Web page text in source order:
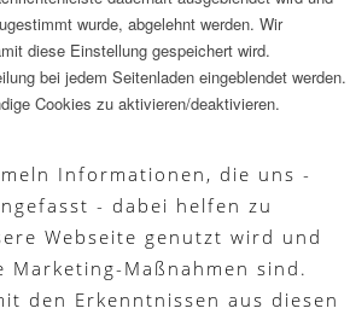
wurde, abgelehnt werden. Wir
diese Einstellung gespeichert wird.
bei jedem Seitenladen eingeblendet werden.
Cookies zu aktivieren/deaktivieren.
Informationen, die uns -
- dabei helfen zu
Webseite genutzt wird und
Maßnahmen sind.
den Erkenntnissen aus diesen